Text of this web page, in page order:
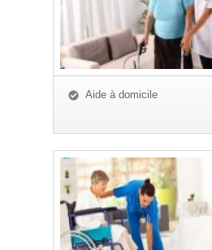
Aide à domicile